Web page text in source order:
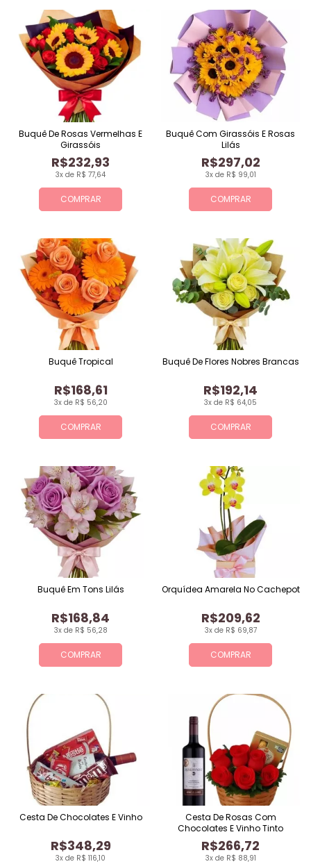
COMPRAR
3x de R$ 77,64
R$232,93
Buquê De Rosas Vermelhas E
Girassóis
COMPRAR
3x de R$ 99,01
R$297,02
Buquê Com Girassóis E Rosas
Lilás
COMPRAR
3x de R$ 56,20
R$168,61
Buquê Tropical
COMPRAR
3x de R$ 64,05
R$192,14
Buquê De Flores Nobres Brancas
COMPRAR
3x de R$ 56,28
R$168,84
Buquê Em Tons Lilás
COMPRAR
3x de R$ 69,87
R$209,62
Orquídea Amarela No Cachepot
3x de R$ 116,10
R$348,29
Cesta De Chocolates E Vinho
3x de R$ 88,91
R$266,72
Cesta De Rosas Com
Chocolates E Vinho Tinto